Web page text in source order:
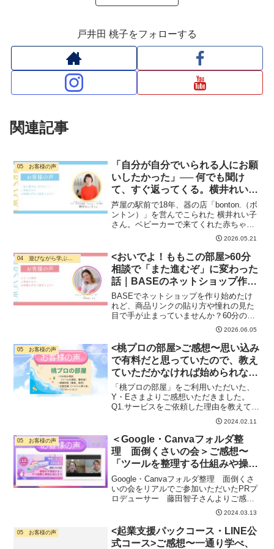
戸井田 桃子をフォローする
関連記事
05 お客様の声
「自分が自分でいられる人にお願
いしたかった」── 何でも聞け
て、すぐ返ってくる。横井れい子
さんが6ヶ月サポートを選んだ理
由
芦屋の駅前で18年、器の店「bonton.（ボ
ントン）」を営んでこられた 横井れい子
さん。ベビーカーで来てくれた赤ちゃん
が高校生になるまで通ってくれた、そん
なお店です。そのれい子さんが、2025年3
月にお店を閉め、いまは次のステージへ
とゆっ...
2026.05.21
<おいでよ！ももこの部屋>60分
相談で「また進むぞ」に変わった
話｜BASEのネットショップ作り
で手が止まったら
BASEでネットショップを作り始めたけ
れど、商品リンクの貼り方や憧れの見た
目で手が止まっていませんか？60分の個
別相談「おいでよ！ももこの部屋」で、
どこで止まっていたかを一緒に見つけ、
また前に進み出したChamiさんのお話で
す。デジタルが苦手でも大丈夫。
2026.06.05
05 お客様の声
<桃プロの部屋>ご感想〜思い込み
で有料だと思っていたので、教え
ていただかなければ始められなか
った
「桃プロの部屋」をご利用いただいた、
Y・Eさまよりご感想いただきました。
Q1.サービスをご依頼した理由を教えてく
ださいLINEの有料化、いまいち踏み切れ
ない状況です。集客方法の一つとして、
重宝しているのですが、配信数122名とい
う微妙な数字...
2024.02.11
05 お客様の声
＜Google・Canvaフォルダ整
理 面倒くさいの会＞ご感想〜
「ツールを整理する仕組みや操作
方法が分かって、すぐにやれる準
備が整った」
Google・Canvaフォルダ整理 面倒くさ
いの会をリアルでご参加いただいたPRプ
ロデューサー 藤田智子さんよりご感想
いただきました。Q1.なぜ参加しようと思
いましたか？iT職人モモコなぜ参加しよ
うと思いましたか？藤田智子さんめんど
くさが...
2024.03.13
05 お客様の声
<起業支援パックコース・LINE公
式コース>ご感想〜一通り学べ、